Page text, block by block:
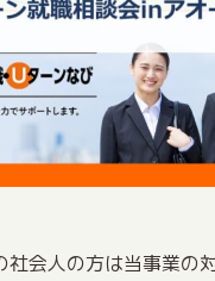
会人の方は当事業の